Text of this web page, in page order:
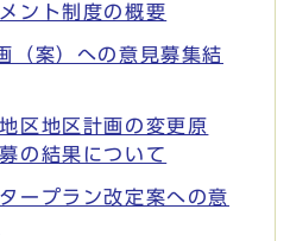
ント制度の概要
（案）への意⾒募集結
区地区計画の変更原
の結果について
ープラン改定案への意